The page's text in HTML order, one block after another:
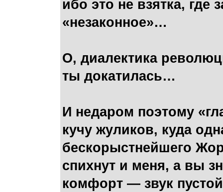
ибо это не взятка, где
«незаконное»…
О, диалектика
ты докатилась…
И недаром поэтому
кучу жуликов, куда
бескорыстнейшего
спихнут и меня, а вы
комфорт — звук